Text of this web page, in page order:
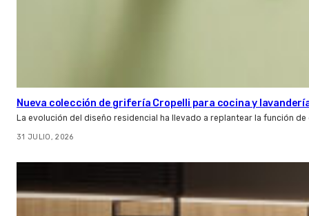
Nueva colección de grifería Cropelli para cocina y
La evolución del diseño residencial ha llevado a replantear la función
31 JULIO, 2026